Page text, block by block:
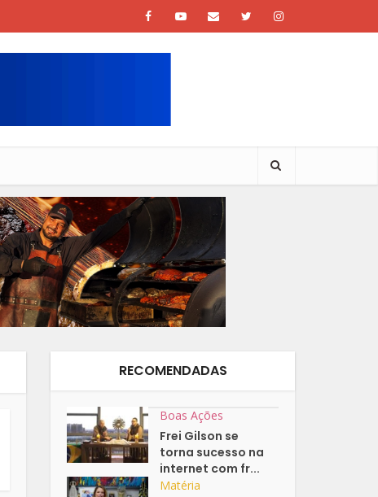
RECOMENDADAS
Boas Ações
Frei Gilson se
torna sucesso na
internet com fr...
Matéria